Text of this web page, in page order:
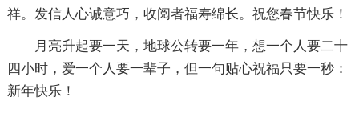
祥。发信人心诚意巧，收阅者福寿绵长。祝您春节快乐！
月亮升起要一天，地球公转要一年，想一个人要二十
四小时，爱一个人要一辈子，但一句贴心祝福只要一秒：
新年快乐！